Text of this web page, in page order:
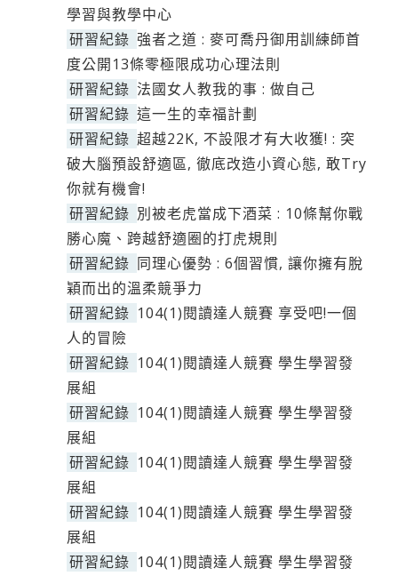
學習與教學中心
研習紀錄 強者之道 : 麥可喬丹御用訓練師首
度公開13條零極限成功心理法則
研習紀錄 法國女人教我的事 : 做自己
研習紀錄 這一生的幸福計劃
研習紀錄 超越22K, 不設限才有大收獲! : 突
破大腦預設舒適區, 徹底改造小資心態, 敢Try
你就有機會!
研習紀錄 別被老虎當成下酒菜 : 10條幫你戰
勝心魔、跨越舒適圈的打虎規則
研習紀錄 同理心優勢 : 6個習慣, 讓你擁有脫
穎而出的溫柔競爭力
研習紀錄 104(1)閱讀達人競賽 享受吧!一個
人的冒險
研習紀錄 104(1)閱讀達人競賽 學生學習發
展組
研習紀錄 104(1)閱讀達人競賽 學生學習發
展組
研習紀錄 104(1)閱讀達人競賽 學生學習發
展組
研習紀錄 104(1)閱讀達人競賽 學生學習發
展組
研習紀錄 104(1)閱讀達人競賽 學生學習發